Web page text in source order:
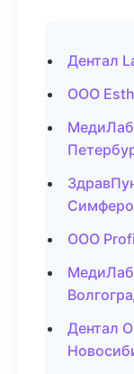
Дентал
ООО
ООО
Дентал